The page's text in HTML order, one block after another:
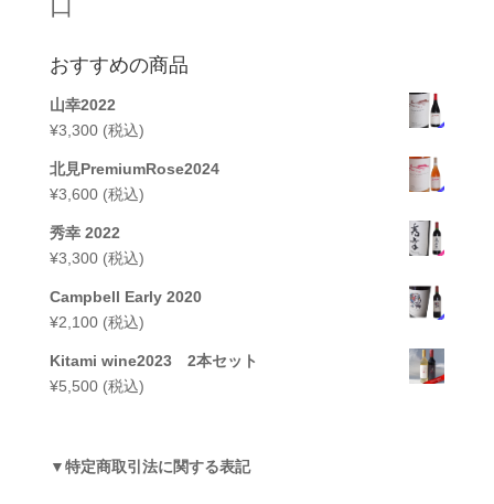
口
おすすめの商品
山幸2022
¥3,300 (税込)
北見PremiumRose2024
¥3,600 (税込)
秀幸 2022
¥3,300 (税込)
Campbell Early 2020
¥2,100 (税込)
Kitami wine2023 2本セット
¥5,500 (税込)
▼特定商取引法に関する表記